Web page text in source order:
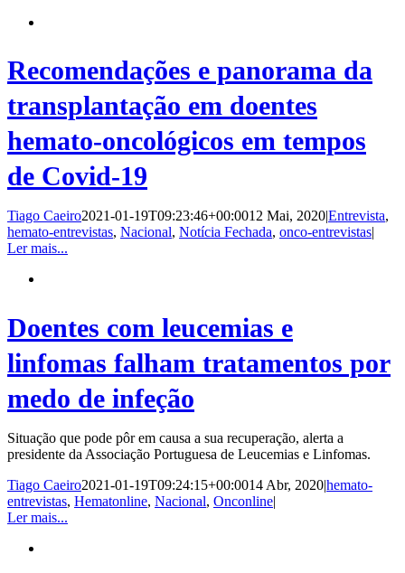
Recomendações e panorama da
transplantação em doentes
hemato-oncológicos em tempos
de Covid-19
Tiago Caeiro2021-01-19T09:23:46+00:0012 Mai, 2020Entrevista,
hemato-entrevistas, Nacional, Notícia Fechada, onco-entrevistas
Ler mais...
Doentes com leucemias e
linfomas falham tratamentos por
medo de infeção
Situação que pode pôr em causa a sua recuperação, alerta a
presidente da Associação Portuguesa de Leucemias e Linfomas.
Tiago Caeiro2021-01-19T09:24:15+00:0014 Abr, 2020|hemato-
entrevistas, Hematonline, Nacional, Onconline|
Ler mais...